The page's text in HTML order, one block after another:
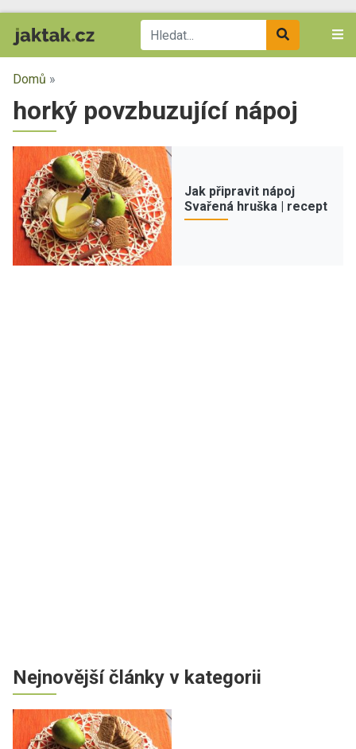
Domů »
horký povzbuzující nápoj
Jak připravit nápoj
Svařená hruška | recept
Nejnovější články v kategorii